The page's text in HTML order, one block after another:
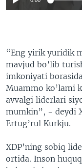
“Eng yirik yuridik
mavjud bo’lib
imkoniyati
Muammo ko’lami
avvalgi liderlari
mumkin”, - deydi
Ertug’rul Kurkju.
XDP’ning sobiq
ortida. Inson